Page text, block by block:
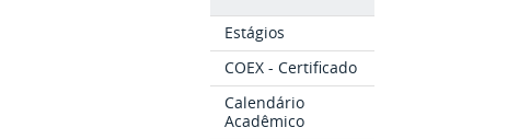
Estágios
COEX - Certificado
Calendário
Acadêmico